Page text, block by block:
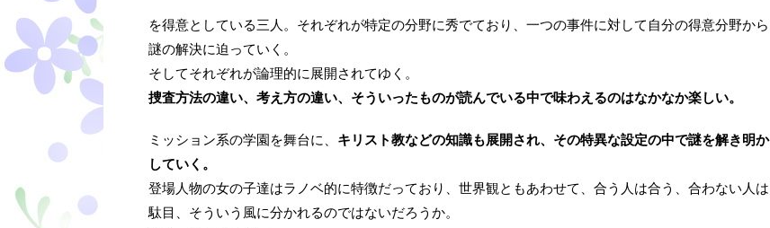
を得意としている三人。それぞれが特定の分野に秀でており、一つの事件に対して自分の得意分野から
謎の解決に迫っていく。
そしてそれぞれが論理的に展開されてゆく。
捜査方法の違い、考え方の違い、そういったものが読んでいる中で味わえるのはなかなか楽しい。
ミッション系の学園を舞台に、 キリスト教などの知識も展開され、その特異な設定の中で謎を解き明か
していく。
登場人物の女の子達はラノベ的に特徴だっており、世界観ともあわせて、合う人は合う、合わない人は
駄目、そういう風に分かれるのではないだろうか。